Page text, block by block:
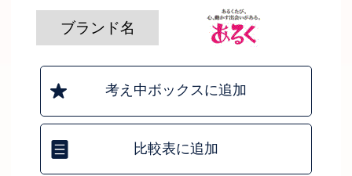
ブランド名
考え中ボックスに追加
比較表に追加